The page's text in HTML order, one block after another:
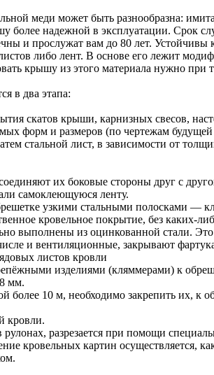
меди может быть разнообразна:
более надежной в эксплуатации. Срок
и прослужат вам до 80 лет.
либо лент. В основе его лежит
крышу из этого материала нужно при
в два этапа:
скатов крыши, карнизных свесов,
форм и размеров (по чертежам
стальной лист, в зависимости от
их боковые стороны друг с
самоклеющуюся ленту.
узкими стальными полосками —
кровельное покрытие, без каких-
выполнены из оцинкованной стали.
и вентиляционные, закрывают
листов кровли
изделиями (кляммерами) к
мм.
более 10 м, необходимо закрепить их,
кровли.
разрезается при помощи
кровельных картин